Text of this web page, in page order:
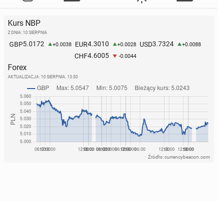
Kurs NBP
Z DNIA: 10 SIERPNIA
GBP5.0172 +0.0038 EUR4.3010 +0.0028 USD3.7324 +0.0088
CHF4.6005 -0.0044
Forex
AKTUALIZACJA: 10 SIERPNIA, 13:30
Źródło: currencybeacon.com